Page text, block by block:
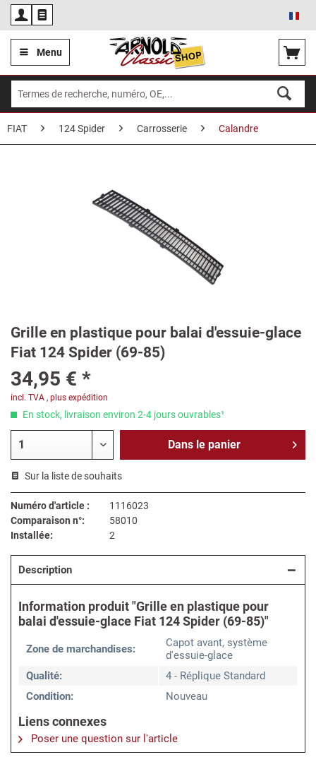
Menu
FIAT 124 Spider Carrosserie Calandre
Grille en plastique pour balai d'essuie-glace
Fiat 124 Spider (69-85)
34,95 € *
incl. TVA , plus expédition
En stock, livraison environ 2-4 jours ouvrables¹
Dans le panier
Sur la liste de souhaits
Numéro d'article :
1116023
Comparaison n°:
58010
Installée:
2
Description
Information produit "Grille en plastique pour
balai d'essuie-glace Fiat 124 Spider (69-85)"
Zone de marchandises:
Capot avant, système
d'essuie-glace
Qualité:
4 - Réplique Standard
Condition:
Nouveau
Liens connexes
Poser une question sur l'article